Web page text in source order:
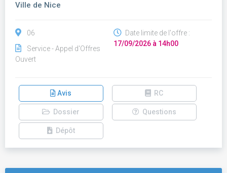
Ville de Nice
06
Service - Appel d'Offres
Ouvert
Date limite de l'offre :
17/09/2026 à 14h00
Avis RC
Dossier Questions
Dépôt